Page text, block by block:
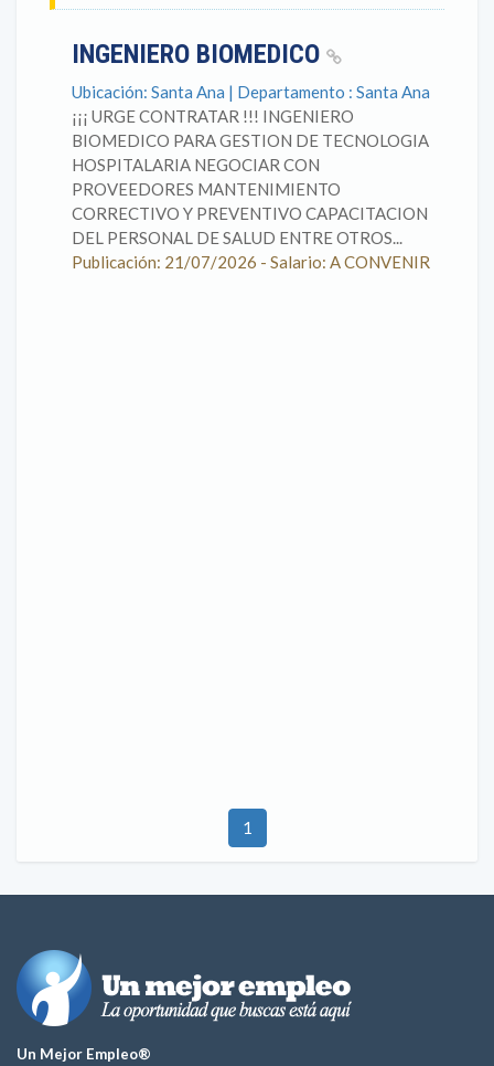
INGENIERO BIOMEDICO
Ubicación: Santa Ana | Departamento : Santa Ana
¡¡¡ URGE CONTRATAR !!! INGENIERO
BIOMEDICO PARA GESTION DE TECNOLOGIA
HOSPITALARIA NEGOCIAR CON
PROVEEDORES MANTENIMIENTO
CORRECTIVO Y PREVENTIVO CAPACITACION
DEL PERSONAL DE SALUD ENTRE OTROS...
Publicación: 21/07/2026 - Salario: A CONVENIR
1
Un Mejor Empleo®